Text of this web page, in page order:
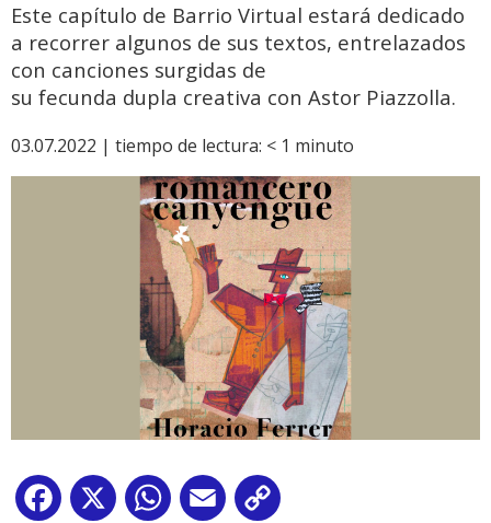
Este capítulo de Barrio Virtual estará dedicado
a recorrer algunos de sus textos, entrelazados
con canciones surgidas de
su fecunda dupla creativa con Astor Piazzolla.
03.07.2022 | tiempo de lectura: < 1 minuto
Facebook
X WhatsApp
Email